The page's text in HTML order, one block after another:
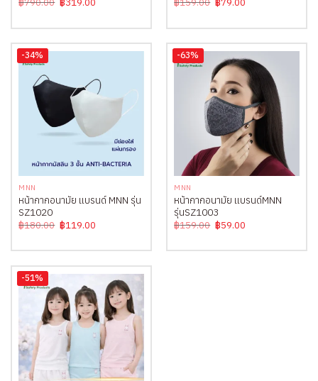
price
฿790.00.฿319.00.
price
฿159.00.฿79.00.
-34%
MNN
หน้ากากอนามัย แบรนด์ MNN รุ่น
SZ1020
฿180.00 Original
price
฿180.00.
฿119.00
฿119.00.
-63%
MNN
หน้ากากอนามัย แบรนด์MNN
รุ่นSZ1003
฿159.00 Original
price
฿159.00.
฿59.00
฿59.00.
-51%